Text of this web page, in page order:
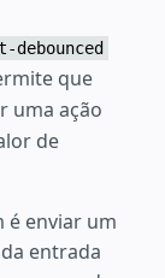
debounced
que
uma ação
de
é enviar um
entrada